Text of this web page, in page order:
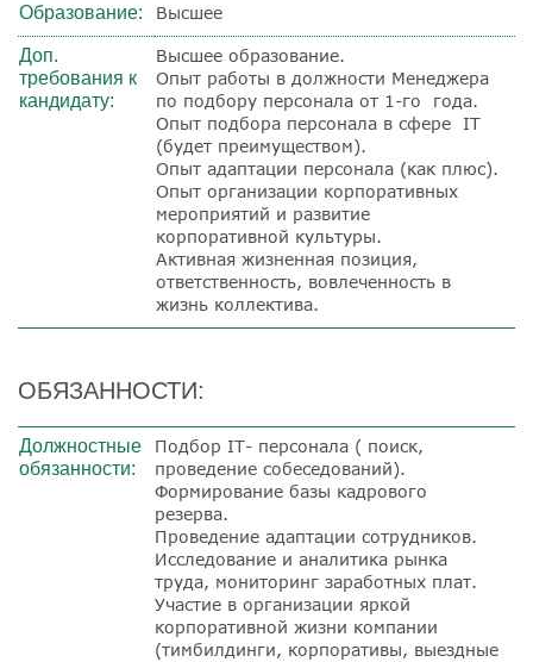
Образование: Высшее
Доп.
требования к
кандидату:
Высшее образование.
Опыт работы в должности Менеджера
по подбору персонала от 1-го года.
Опыт подбора персонала в сфере IT
(будет преимуществом).
Опыт адаптации персонала (как плюс).
Опыт организации корпоративных
мероприятий и развитие
корпоративной культуры.
Активная жизненная позиция,
ответственность, вовлеченность в
жизнь коллектива.
ОБЯЗАННОСТИ:
Должностные
обязанности:
Подбор IT- персонала ( поиск,
проведение собеседований).
Формирование базы кадрового
резерва.
Проведение адаптации сотрудников.
Исследование и аналитика рынка
труда, мониторинг заработных плат.
Участие в организации яркой
корпоративной жизни компании
(тимбилдинги, корпоративы, выездные